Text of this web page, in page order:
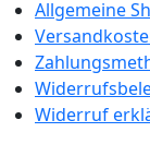
Allgemeine
Widerruf